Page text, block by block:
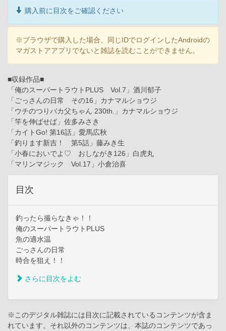
購入前に目次をご確認ください
※ブラウザで購入した場合、同じIDでログインしたAndroidの
マガストアアプリでないと雑誌を読むことができません。
■収録作品■
「俺のスーパートラウトPLUS Vol.7」酒川郁子
「ごっさんの日常 その16」カナマルショウジ
「ウチのつりバカ父ちゃん 230th.」カナマルショウジ
「竿を伸ばせば」佐多みさき
「カイトGo! 第16話」愛馬広秋
「釣ります新吉！ 第5話」藤みき生
「小春においでよ♡ おしながき126」白虎丸
「マリンマジック Vol.17」小倉治喜
目次
釣ったら撮らなきゃ！！
俺のスーパートラウトPLUS
魚の適水温
ごっさんの日常
時合を狙え！！
さらに目次をよむ
※このデジタル雑誌には目次に記載されているコンテンツが含ま
れています。それ以外のコンテンツは、本誌のコンテンツであっ